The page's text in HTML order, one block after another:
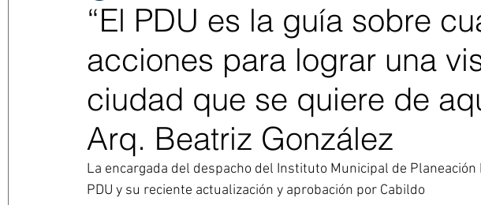
Ayuntamiento de Los Cabos Informa Nacionales e Internacionales
“El PDU es la guía sobre
acciones para lograr una
ciudad que se quiere de
Arq. Beatriz González
La encargada del despacho del Instituto Municipal de
PDU y su reciente actualización y aprobación por Cabildo